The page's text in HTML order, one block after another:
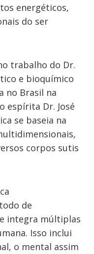
energéticos,
do ser
trabalho do Dr.
e bioquímico
no Brasil na
espírita Dr. José
se baseia na
corpos sutis
de
integra múltiplas
Isso inclui
o mental assim